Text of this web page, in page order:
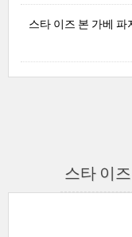
스타 이즈 본 가베 파
스타 이즈